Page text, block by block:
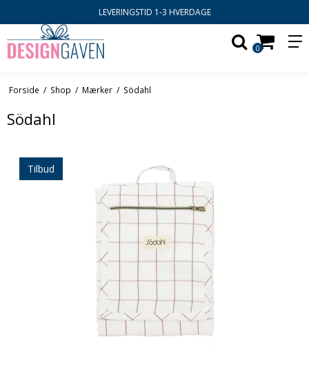
LEVERINGSTID 1-3 HVERDAGE
0
Forside / Shop / Mærker / Södahl
Södahl
Tilbud